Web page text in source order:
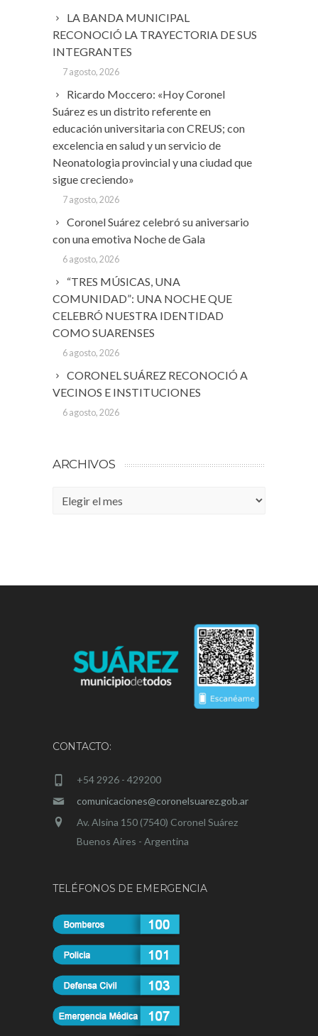
LA BANDA MUNICIPAL
RECONOCIÓ LA TRAYECTORIA DE SUS
INTEGRANTES
7 agosto, 2026
Ricardo Moccero: «Hoy Coronel
Suárez es un distrito referente en
educación universitaria con CREUS; con
excelencia en salud y un servicio de
Neonatologia provincial y una ciudad que
sigue creciendo»
7 agosto, 2026
Coronel Suárez celebró su aniversario
con una emotiva Noche de Gala
6 agosto, 2026
“TRES MÚSICAS, UNA
COMUNIDAD”: UNA NOCHE QUE
CELEBRÓ NUESTRA IDENTIDAD
COMO SUARENSES
6 agosto, 2026
CORONEL SUÁREZ RECONOCIÓ A
VECINOS E INSTITUCIONES
6 agosto, 2026
ARCHIVOS
Archivos
CONTACTO:
+54 2926 - 429200
comunicaciones@coronelsuarez.gob.ar
Av. Alsina 150 (7540) Coronel Suárez
Buenos Aires - Argentina
TELÉFONOS DE EMERGENCIA